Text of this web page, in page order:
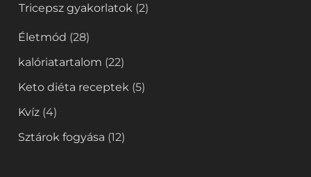
Tricepsz gyakorlatok (2)
Életmód (28)
kalóriatartalom (22)
Keto diéta receptek (5)
Kvíz (4)
Sztárok fogyása (12)